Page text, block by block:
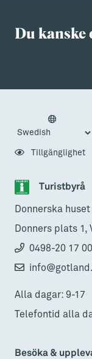
Du kanske
Turistbyrå
Donnerska huset
Donners plats 1,
0498-20 17 00
Alla dagar: 9-17
Telefontid alla
Besöka &
Tillgänglighet